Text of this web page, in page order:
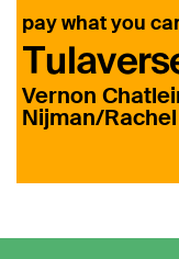
Vernon
Nijman/
pay what you